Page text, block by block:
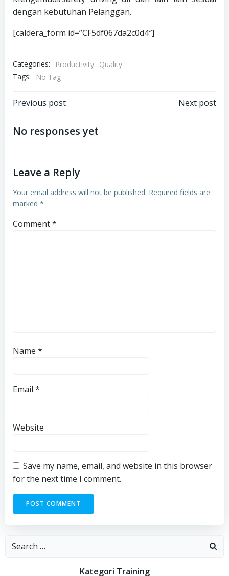
dengan kebutuhan Pelanggan.
[caldera_form id=”CF5df067da2c0d4″]
Categories: Productivity Quality
Tags:
No Tag
Post
navigation
Previous post Next post
No responses yet
Leave a Reply
Your email address will not be published. Required fields are
marked *
Comment*
Name *
Email *
Website
Save my name, email, and website in this browser
for the next time I comment.
Search
Kategori Training